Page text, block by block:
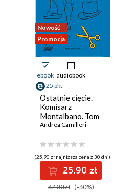
Nowość
Promocja
ebook audiobook
25 pkt
Ostatnie cięcie.
Komisarz
Montalbano. Tom
24
Andrea Camilleri
(25,90 zł najniższa cena z 30 dni)
25.90 zł
37.00zł (-30%)